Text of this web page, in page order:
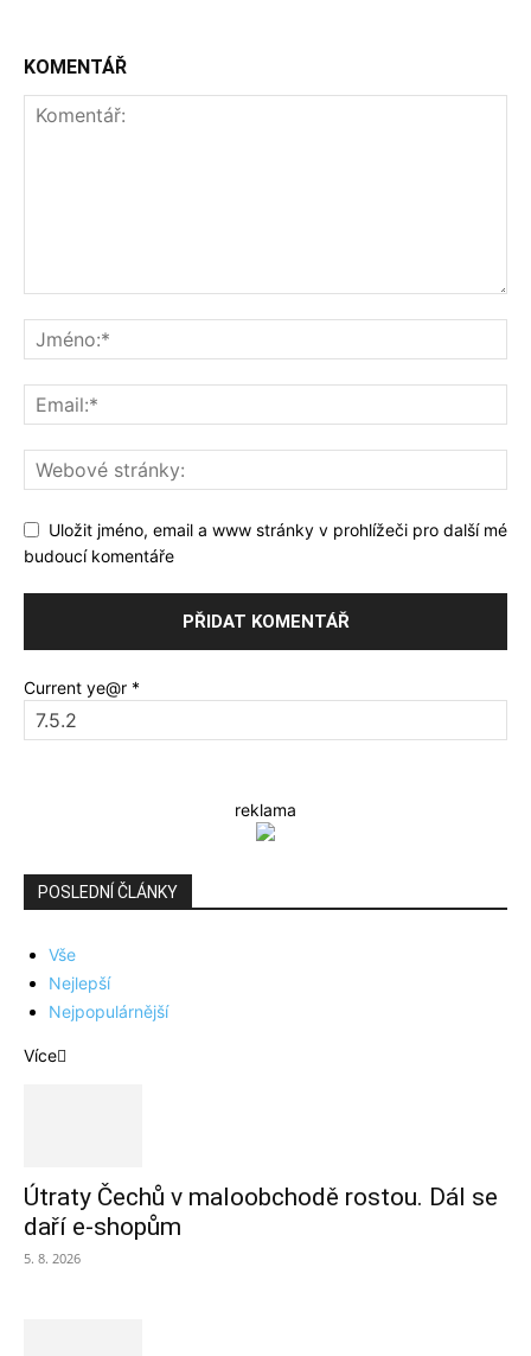
KOMENTÁŘ
Uložit jméno, email a www stránky v prohlížeči pro další mé
budoucí komentáře
Current ye@r *
reklama
POSLEDNÍ ČLÁNKY
Vše
Nejlepší
Nejpopulárnější
Více
Útraty Čechů v maloobchodě rostou. Dál se
daří e-shopům
5. 8. 2026